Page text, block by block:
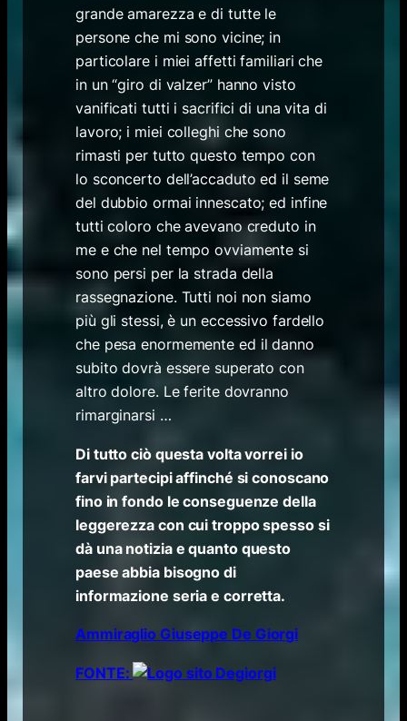
grande amarezza e di tutte le
persone che mi sono vicine; in
particolare i miei affetti familiari che
in un “giro di valzer” hanno visto
vanificati tutti i sacrifici di una vita di
lavoro; i miei colleghi che sono
rimasti per tutto questo tempo con
lo sconcerto dell’accaduto ed il seme
del dubbio ormai innescato; ed infine
tutti coloro che avevano creduto in
me e che nel tempo ovviamente si
sono persi per la strada della
rassegnazione. Tutti noi non siamo
più gli stessi, è un eccessivo fardello
che pesa enormemente ed il danno
subito dovrà essere superato con
altro dolore. Le ferite dovranno
rimarginarsi …
Di tutto ciò questa volta vorrei io
farvi partecipi affinché si conoscano
fino in fondo le conseguenze della
leggerezza con cui troppo spesso si
dà una notizia e quanto questo
paese abbia bisogno di
informazione seria e corretta.
Ammiraglio Giuseppe De Giorgi
FONTE: